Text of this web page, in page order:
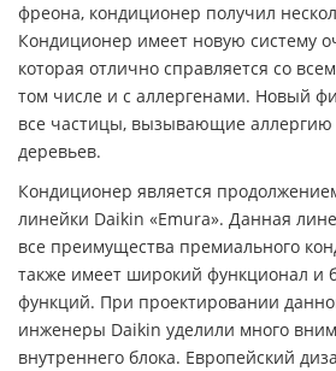
фреона, кондиционер получил
Кондиционер имеет новую систему
которая отлично справляется со
том числе и с аллергенами. Новый
все частицы, вызывающие
деревьев.
Кондиционер является
линейки Daikin «Emura». Данная
все преимущества премиального
также имеет широкий функционал и
функций. При проектировании
инженеры Daikin уделили много
внутреннего блока. Европейский